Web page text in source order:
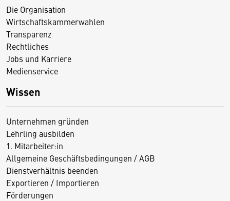
Die Organisation
Wirtschaftskammerwahlen
Transparenz
Rechtliches
Jobs und Karriere
Medienservice
Wissen
Unternehmen gründen
Lehrling ausbilden
1. Mitarbeiter:in
Allgemeine Geschäftsbedingungen / AGB
Dienstverhältnis beenden
Exportieren / Importieren
Förderungen